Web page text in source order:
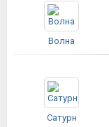
Волна
Сатурн